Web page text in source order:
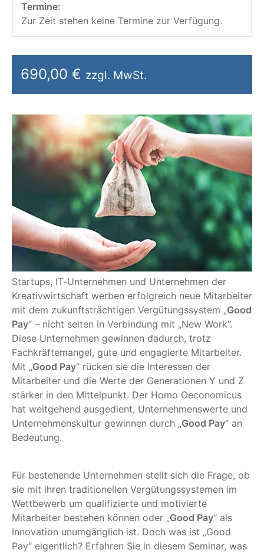
Startups, IT-Unternehmen und Unternehmen der
Kreativwirtschaft werben erfolgreich neue Mitarbeiter
mit dem zukunftsträchtigen Vergütungssystem „Good
Pay“ – nicht selten in Verbindung mit „New Work“.
Diese Unternehmen gewinnen dadurch, trotz
Fachkräftemangel, gute und engagierte Mitarbeiter.
Mit „Good Pay“ rücken sie die Interessen der
Mitarbeiter und die Werte der Generationen Y und Z
stärker in den Mittelpunkt. Der Homo Oeconomicus
hat weitgehend ausgedient, Unternehmenswerte und
Unternehmenskultur gewinnen durch „Good Pay“ an
Bedeutung.
Für bestehende Unternehmen stellt sich die Frage, ob
sie mit ihren traditionellen Vergütungssystemen im
Wettbewerb um qualifizierte und motivierte
Mitarbeiter bestehen können oder „Good Pay“ als
Innovation unumgänglich ist. Doch was ist „Good
Pay“ eigentlich? Erfahren Sie in diesem Seminar, was
Termine:
Zur Zeit stehen keine Termine zur Verfügung.
690,00 € zzgl. MwSt.